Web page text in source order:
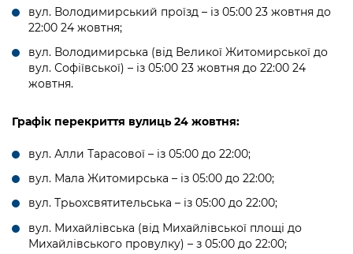
вул. Володимирський проїзд – із 05:00 23 жовтня до
22:00 24 жовтня;
вул. Володимирська (від Великої Житомирської до
вул. Софіївської) – із 05:00 23 жовтня до 22:00 24
жовтня.
Графік перекриття вулиць 24 жовтня:
вул. Алли Тарасової – із 05:00 до 22:00;
вул. Мала Житомирська – із 05:00 до 22:00;
вул. Трьохсвятительська – із 05:00 до 22:00;
вул. Михайлівська (від Михайлівської площі до
Михайлівського провулку) – з 05:00 до 22:00;